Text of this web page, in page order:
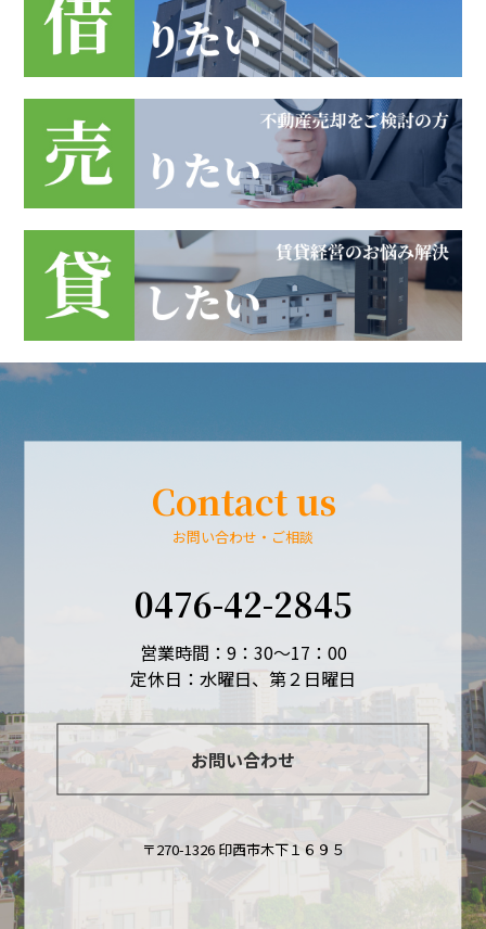
Contact us
お問い合わせ・ご相談
0476-42-2845
営業時間：9：30～17：00
定休日：水曜日、第２日曜日
お問い合わせ
〒270-1326 印西市木下１６９５